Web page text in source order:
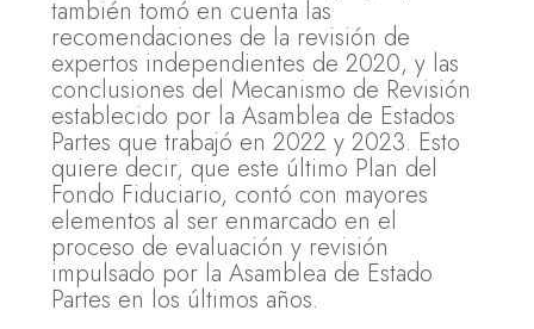
también tomó en cuenta las
recomendaciones de la revisión de
expertos independientes de 2020, y las
conclusiones del Mecanismo de Revisión
establecido por la Asamblea de Estados
Partes que trabajó en 2022 y 2023. Esto
quiere decir, que este último Plan del
Fondo Fiduciario, contó con mayores
elementos al ser enmarcado en el
proceso de evaluación y revisión
impulsado por la Asamblea de Estado
Partes en los últimos años.